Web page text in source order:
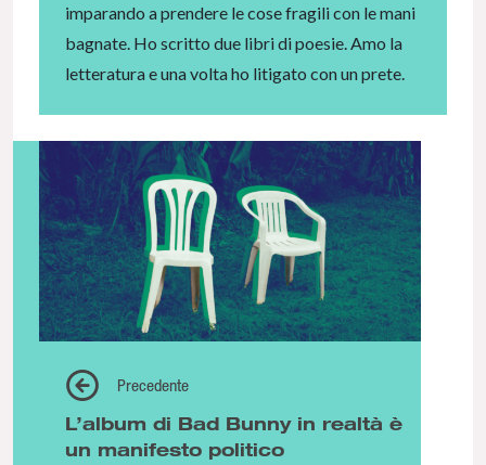
imparando a prendere le cose fragili con le mani
bagnate. Ho scritto due libri di poesie. Amo la
letteratura e una volta ho litigato con un prete.
Precedente
L’album di Bad Bunny in realtà è
un manifesto politico